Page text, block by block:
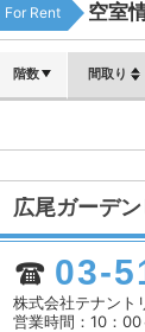
For Rent 空室
階数 間取り
広尾ガーデ
03-
株式会社テナント
営業時間：10：